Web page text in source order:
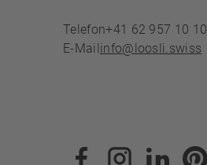
Telefon+41 62 957 10 10
E-Mailinfo@loosli.swiss